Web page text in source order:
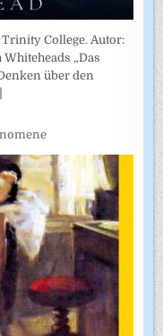
College. Autor:
„Das
über den